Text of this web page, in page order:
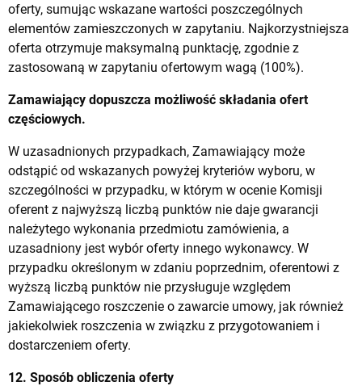
oferty, sumując wskazane wartości poszczególnych
elementów zamieszczonych w zapytaniu. Najkorzystniejsza
oferta otrzymuje maksymalną punktację, zgodnie z
zastosowaną w zapytaniu ofertowym wagą (100%).
Zamawiający dopuszcza możliwość składania ofert
częściowych.
W uzasadnionych przypadkach, Zamawiający może
odstąpić od wskazanych powyżej kryteriów wyboru, w
szczególności w przypadku, w którym w ocenie Komisji
oferent z najwyższą liczbą punktów nie daje gwarancji
należytego wykonania przedmiotu zamówienia, a
uzasadniony jest wybór oferty innego wykonawcy. W
przypadku określonym w zdaniu poprzednim, oferentowi z
wyższą liczbą punktów nie przysługuje względem
Zamawiającego roszczenie o zawarcie umowy, jak również
jakiekolwiek roszczenia w związku z przygotowaniem i
dostarczeniem oferty.
12. Sposób obliczenia oferty